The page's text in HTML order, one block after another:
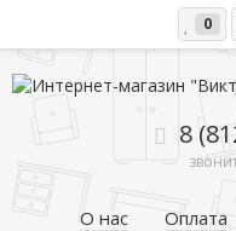
0
8
О нас Оплата